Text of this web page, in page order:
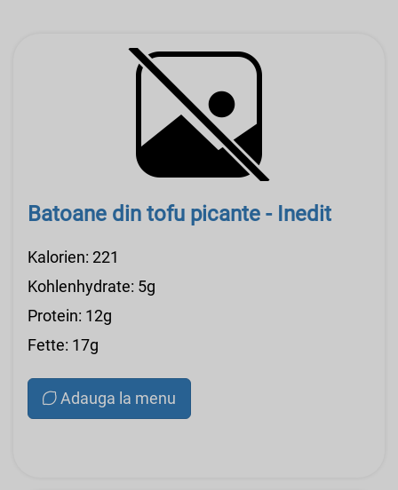
Batoane din tofu picante - Inedit
Kalorien: 221
Kohlenhydrate: 5g
Protein: 12g
Fette: 17g
Adauga la menu